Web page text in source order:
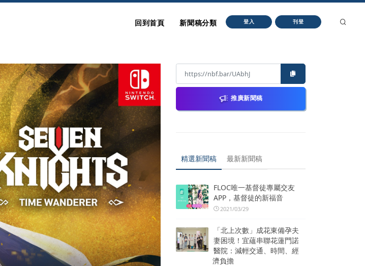
回到首頁 新聞稿分類 登入 刊登
推廣新聞稿
精選新聞稿 最新新聞稿
FLOC唯一基督徒專屬交友
APP，基督徒的新福音
2021/03/29
「北上次數」成花東備孕夫
妻困境！宜蘊串聯花蓮門諾
醫院：減輕交通、時間、經
濟負擔